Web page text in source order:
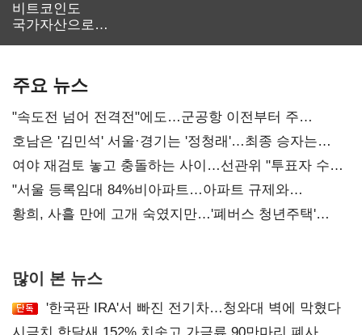
비트코인도
국가자산으로…'
주요 뉴스
"속도전 넘어 전격전"에도…군공항 이전부터 주
52시간까지 '뇌관'
호남은 '김민석' 서울·경기는 '정청래'…최종 승자는
'안갯속'
여야 재검토 놓고 충돌하는 사이…선관위 "투표자 수
오차 당연"
"서울 등록임대 84%비아파트…아파트 규제와
달리해야"
황희, 사흘 만에 고개 숙였지만…'폐버스 청년주택'
많이 본 뉴스
'한국판 IRA'서 빠진 전기차…청와대 벽에 막혔다